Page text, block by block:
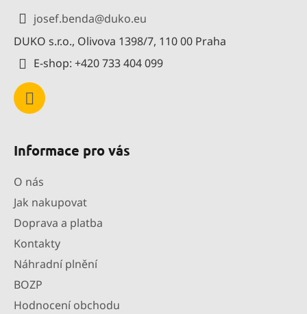
josef.benda@duko.eu
DUKO s.r.o., Olivova 1398/7, 110 00 Praha
E-shop: +420 733 404 099
Informace pro vás
O nás
Jak nakupovat
Doprava a platba
Kontakty
Náhradní plnění
BOZP
Hodnocení obchodu